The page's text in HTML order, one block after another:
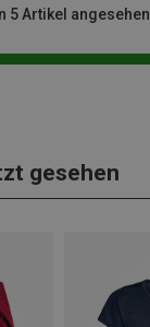
5 Artikel angesehen
gesehen